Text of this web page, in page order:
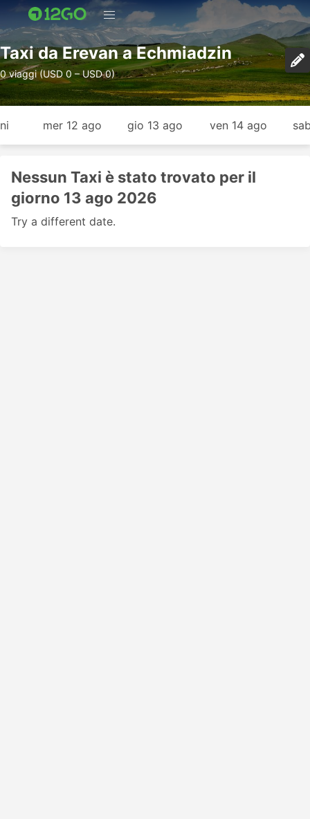
Taxi da Erevan a Echmiadzin
0 viaggi (USD 0 – USD 0)
mer 12 ago gio 13 ago ven 14 ago
Nessun Taxi è stato trovato per il
giorno 13 ago 2026
Try a different date.